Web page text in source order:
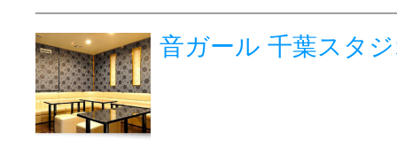
音ガール 千葉スタ